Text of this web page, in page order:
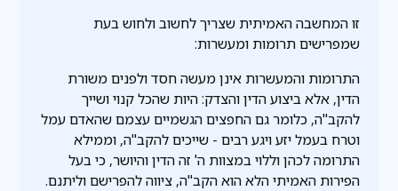
זו המחשבה האמיתית שצריך לחשוב ולחוש בעת
שמפרישים תרומות ומעשרות:
התרומות והמעשרות אינן מעשה חסד ולפנים משורת
הדין, אלא ביצוע הדין והצדק: היות שהכל קנוי ושייך
להקב"ה, כלומר גם החפצים הגשמיים עצמם שהאדם עמל
וטרח בעמל יזע ויגע רבים - שייכים להקב"ה, וממילא
התרומה לכהן וללוי במצוות ה' זה הדין והיושר, כי בעל
הפירות האמיתי הלא הוא הקב"ה, ציווה להפרישם וליתנם.